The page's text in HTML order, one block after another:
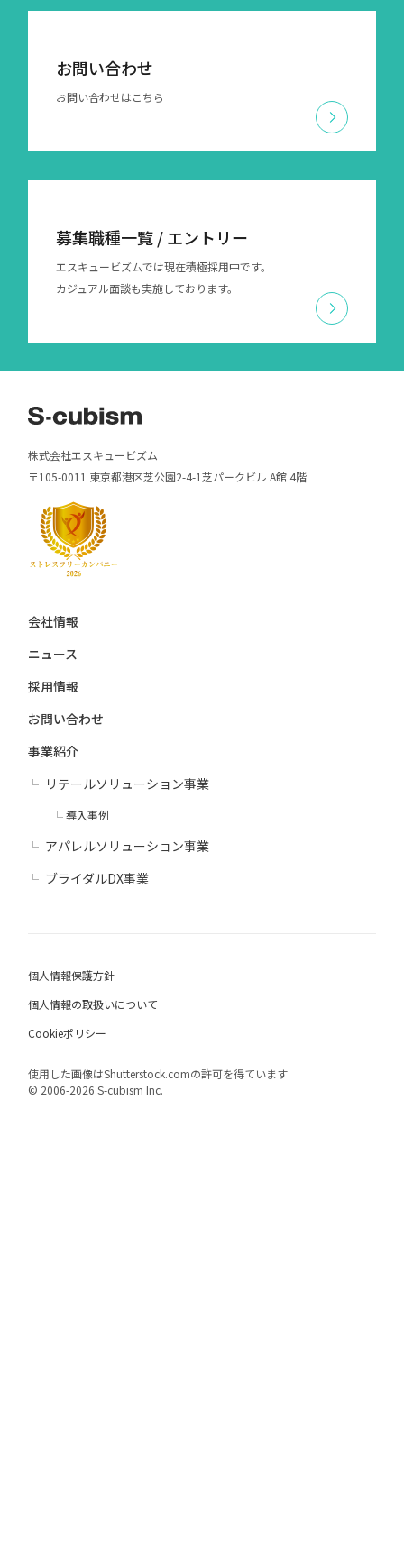
お問い合わせ
お問い合わせはこちら
募集職種一覧 / エントリー
エスキュービズムでは現在積極採用中です。
カジュアル面談も実施しております。
株式会社エスキュービズム
〒105-0011 東京都港区芝公園2-4-1芝パークビル A館 4階
会社情報
ニュース
採用情報
お問い合わせ
事業紹介
リテールソリューション事業
導入事例
アパレルソリューション事業
ブライダルDX事業
個人情報保護方針
個人情報の取扱いについて
Cookieポリシー
使用した画像はShutterstock.comの許可を得ています
© 2006-2026 S-cubism Inc.